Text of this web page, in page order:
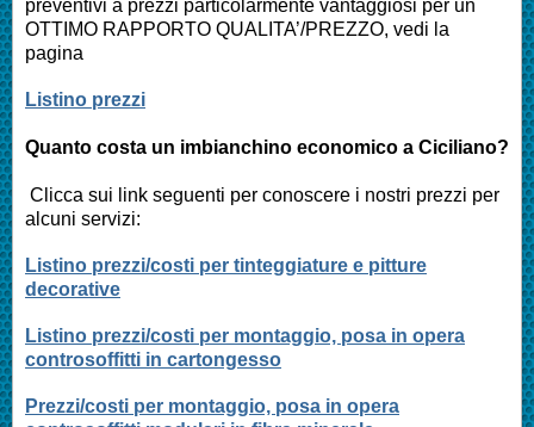
preventivi a prezzi particolarmente vantaggiosi per un
OTTIMO RAPPORTO QUALITA’/PREZZO, vedi la
pagina
Listino prezzi
Quanto costa un imbianchino economico a Ciciliano?
Clicca sui link seguenti per conoscere i nostri prezzi per
alcuni servizi:
Listino prezzi/costi per tinteggiature e pitture
decorative
Listino prezzi/costi per montaggio, posa in opera
controsoffitti in cartongesso
Prezzi/costi per montaggio, posa in opera